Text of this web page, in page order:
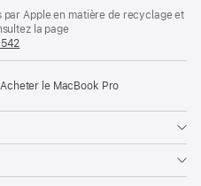
Apple en matière de recyclage et
la page
dans
nouvelle
Acheter le MacBook Pro